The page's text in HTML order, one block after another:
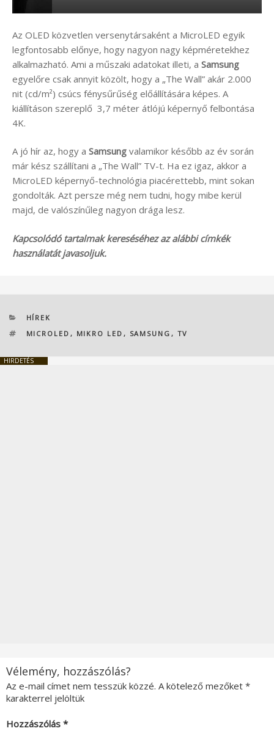
Az OLED közvetlen versenytársaként a MicroLED egyik
legfontosabb előnye, hogy nagyon nagy képméretekhez
alkalmazható. Ami a műszaki adatokat illeti, a Samsung
egyelőre csak annyit közölt, hogy a „The Wall” akár 2.000
nit (cd/m²) csúcs fénysűrűség előállítására képes. A
kiállításon szereplő 3,7 méter átlójú képernyő felbontása
4K.
A jó hír az, hogy a Samsung valamikor később az év során
már kész szállítani a „The Wall” TV-t. Ha ez igaz, akkor a
MicroLED képernyő-technológia piacérettebb, mint sokan
gondolták. Azt persze még nem tudni, hogy mibe kerül
majd, de valószínűleg nagyon drága lesz.
Kapcsolódó tartalmak kereséséhez az alábbi címkék
használatát javasoljuk.
KATEGÓRIÁK
HÍREK
CÍMKÉK
MICROLED , MIKRO LED , SAMSUNG , TV
HIRDETÉS
Vélemény, hozzászólás?
Az e-mail címet nem tesszük közzé. A kötelező mezőket *
karakterrel jelöltük
Hozzászólás *